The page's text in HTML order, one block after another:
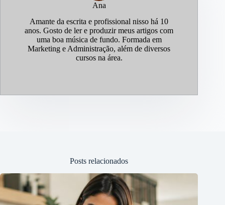
Ana
Amante da escrita e profissional nisso há 10
anos. Gosto de ler e produzir meus artigos com
uma boa música de fundo. Formada em
Marketing e Administração, além de diversos
cursos na área.
Posts relacionados